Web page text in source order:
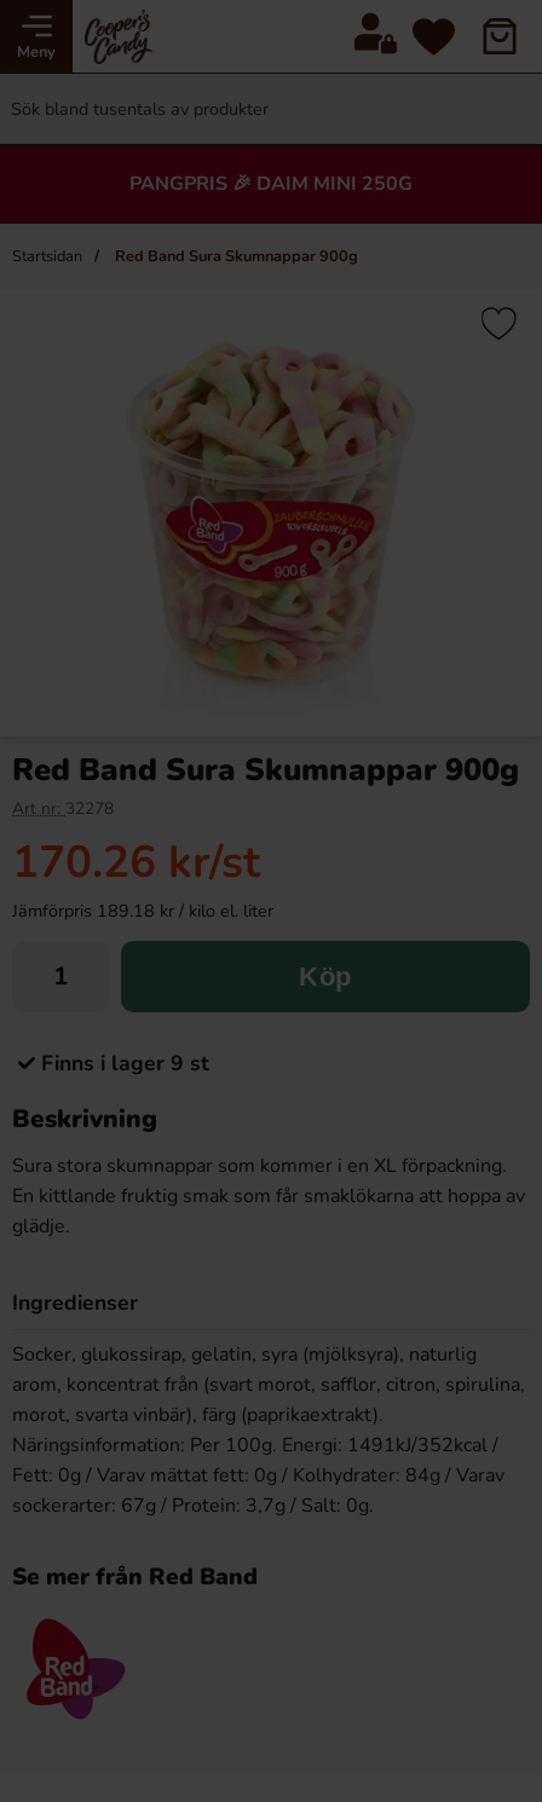
Meny
PANGPRIS 🎉 DAIM MINI 250G
Startsidan Red Band Sura Skumnappar 900g
Red Band Sura Skumnappar 900g
Art nr: 32278
170.26 kr/st
Jämförpris 189.18 kr / kilo el. liter
Köp
Finns i lager 9 st
Beskrivning
Sura stora skumnappar som kommer i en XL förpackning.
En kittlande fruktig smak som får smaklökarna att hoppa av
glädje.
Ingredienser
Socker, glukossirap, gelatin, syra (mjölksyra), naturlig
arom, koncentrat från (svart morot, safflor, citron, spirulina,
morot, svarta vinbär), färg (paprikaextrakt).
Näringsinformation: Per 100g. Energi: 1491kJ/352kcal /
Fett: 0g / Varav mättat fett: 0g / Kolhydrater: 84g / Varav
sockerarter: 67g / Protein: 3,7g / Salt: 0g.
Se mer från Red Band